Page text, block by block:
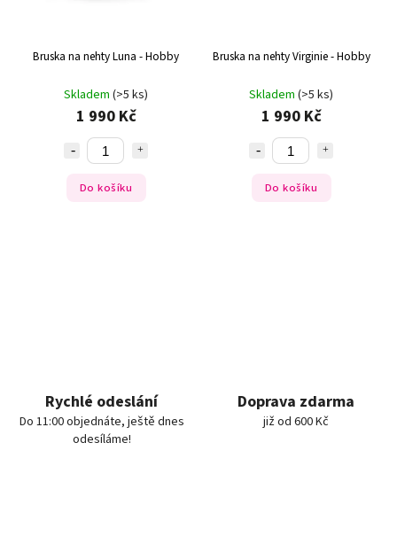
Bruska na nehty Luna - Hobby
Skladem (>5 ks)
1 990 Kč
Do košíku
Bruska na nehty Virginie - Hobby
Skladem (>5 ks)
1 990 Kč
Do košíku
Rychlé odeslání
Do 11:00 objednáte, ještě dnes
odesíláme!
Doprava zdarma
již od 600 Kč